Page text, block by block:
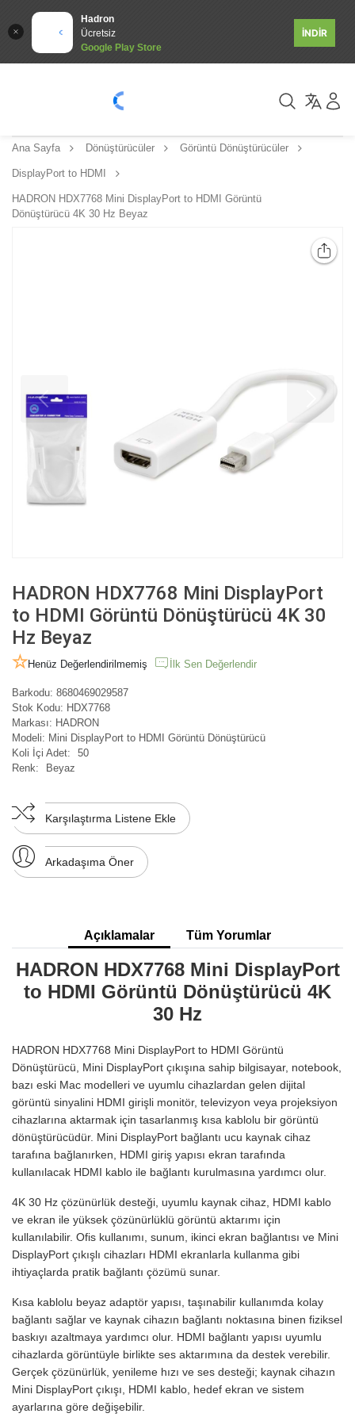
Hadron
Ücretsiz
Google Play Store
İNDİR
Ana Sayfa Dönüştürücüler Görüntü Dönüştürücüler
DisplayPort to HDMI
HADRON HDX7768 Mini DisplayPort to HDMI Görüntü
Dönüştürücü 4K 30 Hz Beyaz
HADRON HDX7768 Mini DisplayPort
to HDMI Görüntü Dönüştürücü 4K 30
Hz Beyaz
Henüz Değerlendirilmemiş İlk Sen Değerlendir
Barkodu: 8680469029587
Stok Kodu: HDX7768
Markası: HADRON
Modeli: Mini DisplayPort to HDMI Görüntü Dönüştürücü
Koli İçi Adet:
50
Renk:
Beyaz
Karşılaştırma Listene Ekle
Arkadaşıma Öner
Açıklamalar Tüm Yorumlar
HADRON HDX7768 Mini DisplayPort
to HDMI Görüntü Dönüştürücü 4K
30 Hz
HADRON HDX7768 Mini DisplayPort to HDMI Görüntü
Dönüştürücü, Mini DisplayPort çıkışına sahip bilgisayar, notebook,
bazı eski Mac modelleri ve uyumlu cihazlardan gelen dijital
görüntü sinyalini HDMI girişli monitör, televizyon veya projeksiyon
cihazlarına aktarmak için tasarlanmış kısa kablolu bir görüntü
dönüştürücüdür. Mini DisplayPort bağlantı ucu kaynak cihaz
tarafına bağlanırken, HDMI giriş yapısı ekran tarafında
kullanılacak HDMI kablo ile bağlantı kurulmasına yardımcı olur.
4K 30 Hz çözünürlük desteği, uyumlu kaynak cihaz, HDMI kablo
ve ekran ile yüksek çözünürlüklü görüntü aktarımı için
kullanılabilir. Ofis kullanımı, sunum, ikinci ekran bağlantısı ve Mini
DisplayPort çıkışlı cihazları HDMI ekranlarla kullanma gibi
ihtiyaçlarda pratik bağlantı çözümü sunar.
Kısa kablolu beyaz adaptör yapısı, taşınabilir kullanımda kolay
bağlantı sağlar ve kaynak cihazın bağlantı noktasına binen fiziksel
baskıyı azaltmaya yardımcı olur. HDMI bağlantı yapısı uyumlu
cihazlarda görüntüyle birlikte ses aktarımına da destek verebilir.
Gerçek çözünürlük, yenileme hızı ve ses desteği; kaynak cihazın
Mini DisplayPort çıkışı, HDMI kablo, hedef ekran ve sistem
ayarlarına göre değişebilir.